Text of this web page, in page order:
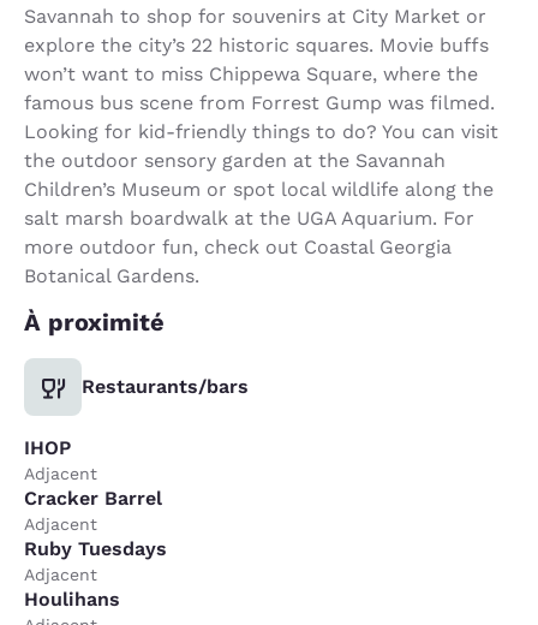
Savannah to shop for souvenirs at City Market or
explore the city’s 22 historic squares. Movie buffs
won’t want to miss Chippewa Square, where the
famous bus scene from Forrest Gump was filmed.
Looking for kid-friendly things to do? You can visit
the outdoor sensory garden at the Savannah
Children’s Museum or spot local wildlife along the
salt marsh boardwalk at the UGA Aquarium. For
more outdoor fun, check out Coastal Georgia
Botanical Gardens.
À proximité
Restaurants/bars
IHOP
Adjacent
Cracker Barrel
Adjacent
Ruby Tuesdays
Adjacent
Houlihans